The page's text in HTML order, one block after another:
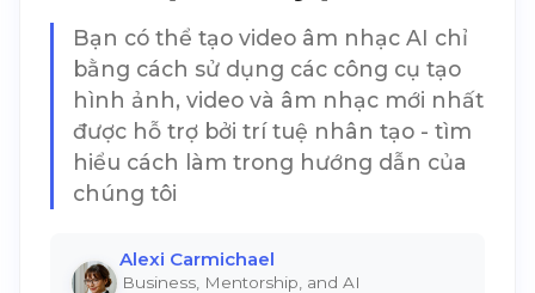
Bạn có thể tạo video âm nhạc AI chỉ
bằng cách sử dụng các công cụ tạo
hình ảnh, video và âm nhạc mới nhất
được hỗ trợ bởi trí tuệ nhân tạo - tìm
hiểu cách làm trong hướng dẫn của
chúng tôi
Alexi Carmichael
Business, Mentorship, and AI